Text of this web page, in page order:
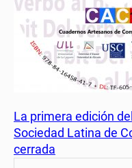
La primera edición
Sociedad Latina de
cerrada